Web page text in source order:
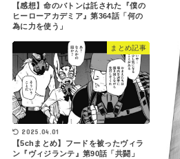
【感想】命のバトンは託された『僕の
ヒーローアカデミア』第364話「何の
為に力を使う」
まとめ記事
2025.04.01
【5chまとめ】フードを被ったヴィラ
ン『ヴィジランテ』第90話「共闘」